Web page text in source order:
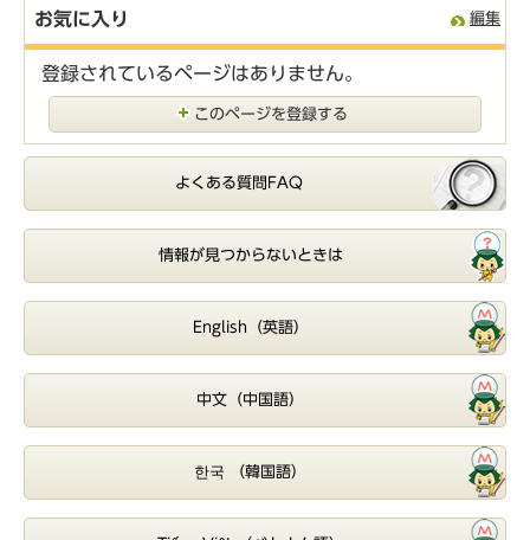
お気に入り 編集
登録されているページはありません。
このページを登録する
よくある質問FAQ
情報が見つからないときは
English（英語）
中文（中国語）
한국 （韓国語）